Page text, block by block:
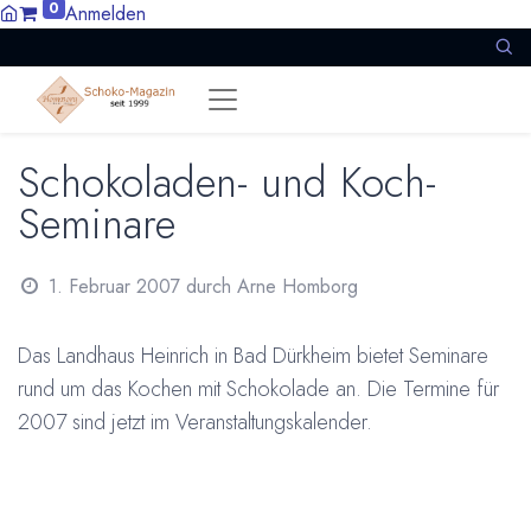
0 Anmelden
Schokoladen- und Koch-
Seminare
1. Februar 2007 durch Arne Homborg
Das Landhaus Heinrich in Bad Dürkheim bietet Seminare
rund um das Kochen mit Schokolade an. Die Termine für
2007 sind jetzt im Veranstaltungskalender.